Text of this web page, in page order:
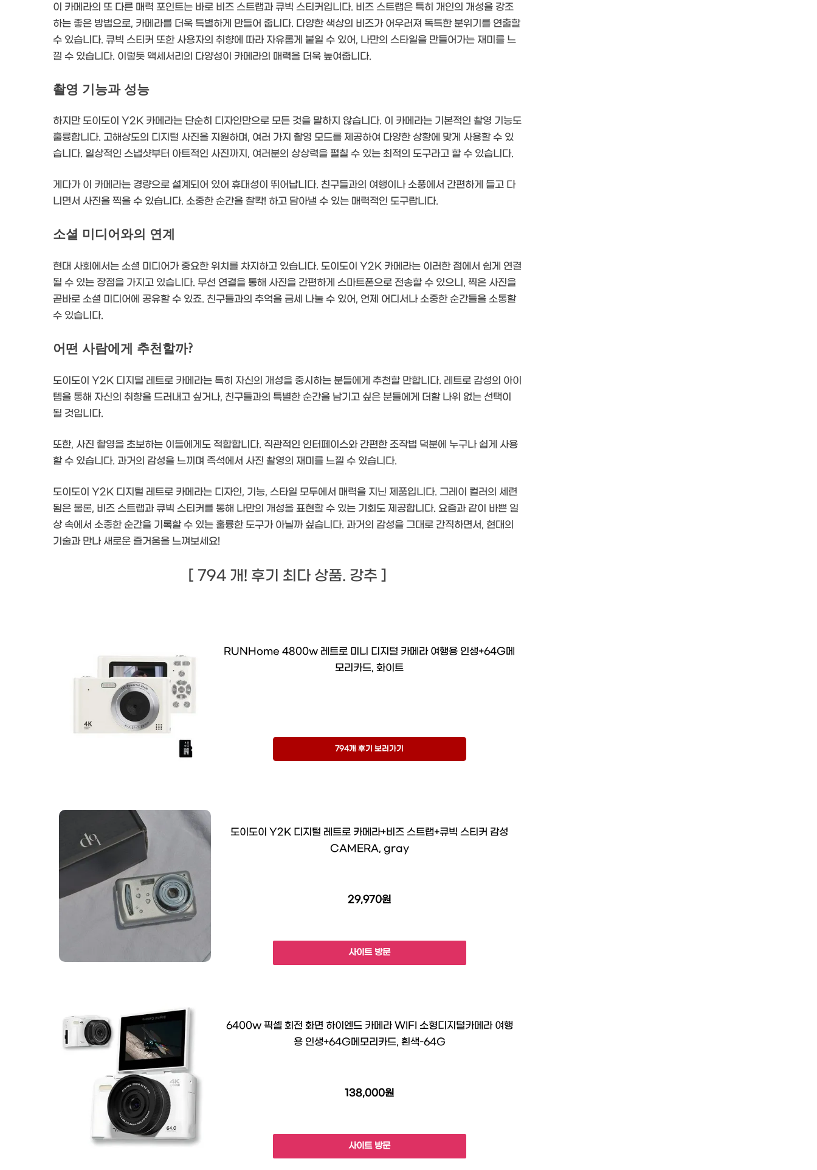
이 카메라의 또 다른 매력 포인트는 바로 비즈 스트랩과 큐빅 스티커입니다. 비즈 스트랩은 특히 개인의 개성을 강조
하는 좋은 방법으로, 카메라를 더욱 특별하게 만들어 줍니다. 다양한 색상의 비즈가 어우러져 독특한 분위기를 연출할
수 있습니다. 큐빅 스티커 또한 사용자의 취향에 따라 자유롭게 붙일 수 있어, 나만의 스타일을 만들어가는 재미를 느
낄 수 있습니다. 이렇듯 액세서리의 다양성이 카메라의 매력을 더욱 높여줍니다.
촬영 기능과 성능
하지만 도이도이 Y2K 카메라는 단순히 디자인만으로 모든 것을 말하지 않습니다. 이 카메라는 기본적인 촬영 기능도
훌륭합니다. 고해상도의 디지털 사진을 지원하며, 여러 가지 촬영 모드를 제공하여 다양한 상황에 맞게 사용할 수 있
습니다. 일상적인 스냅샷부터 아트적인 사진까지, 여러분의 상상력을 펼칠 수 있는 최적의 도구라고 할 수 있습니다.
게다가 이 카메라는 경량으로 설계되어 있어 휴대성이 뛰어납니다. 친구들과의 여행이나 소풍에서 간편하게 들고 다
니면서 사진을 찍을 수 있습니다. 소중한 순간을 찰칵! 하고 담아낼 수 있는 매력적인 도구랍니다.
소셜 미디어와의 연계
현대 사회에서는 소셜 미디어가 중요한 위치를 차지하고 있습니다. 도이도이 Y2K 카메라는 이러한 점에서 쉽게 연결
될 수 있는 장점을 가지고 있습니다. 무선 연결을 통해 사진을 간편하게 스마트폰으로 전송할 수 있으니, 찍은 사진을
곧바로 소셜 미디어에 공유할 수 있죠. 친구들과의 추억을 금세 나눌 수 있어, 언제 어디서나 소중한 순간들을 소통할
수 있습니다.
어떤 사람에게 추천할까?
도이도이 Y2K 디지털 레트로 카메라는 특히 자신의 개성을 중시하는 분들에게 추천할 만합니다. 레트로 감성의 아이
템을 통해 자신의 취향을 드러내고 싶거나, 친구들과의 특별한 순간을 남기고 싶은 분들에게 더할 나위 없는 선택이
될 것입니다.
또한, 사진 촬영을 초보하는 이들에게도 적합합니다. 직관적인 인터페이스와 간편한 조작법 덕분에 누구나 쉽게 사용
할 수 있습니다. 과거의 감성을 느끼며 즉석에서 사진 촬영의 재미를 느낄 수 있습니다.
도이도이 Y2K 디지털 레트로 카메라는 디자인, 기능, 스타일 모두에서 매력을 지닌 제품입니다. 그레이 컬러의 세련
됨은 물론, 비즈 스트랩과 큐빅 스티커를 통해 나만의 개성을 표현할 수 있는 기회도 제공합니다. 요즘과 같이 바쁜 일
상 속에서 소중한 순간을 기록할 수 있는 훌륭한 도구가 아닐까 싶습니다. 과거의 감성을 그대로 간직하면서, 현대의
기술과 만나 새로운 즐거움을 느껴보세요!
[ 794 개! 후기 최다 상품. 강추 ]
RUNHome 4800w 레트로 미니 디지털 카메라 여행용 인생+64G메
모리카드, 화이트
794개 후기 보러가기
도이도이 Y2K 디지털 레트로 카메라+비즈 스트랩+큐빅 스티커 감성
CAMERA, gray
29,970원
사이트 방문
6400w 픽셀 회전 화면 하이엔드 카메라 WIFI 소형디지털카메라 여행
용 인생+64G메모리카드, 흰색-64G
138,000원
사이트 방문